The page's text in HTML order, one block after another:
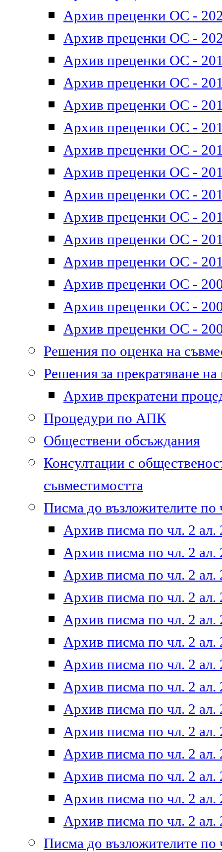
Архив преценки ОС -
Архив преценки ОС -
Архив преценки ОС -
Архив преценки ОС -
Архив преценки ОС -
Архив преценки ОС -
Архив преценки ОС -
Архив преценки ОС -
Архив преценки ОС -
Архив преценки ОС -
Архив преценки ОС -
Архив преценки ОС -
Архив преценки ОС -
Архив преценки ОС -
Архив преценки ОС -
Решения по оценка на
Решения за прекратяване
Архив прекратени
Процедури по АПК
Обществени обсъждания
Консултации с
съвместимостта
Писма до възложителите по
Архив писма по чл. 2 ал.
Архив писма по чл. 2 ал.
Архив писма по чл. 2 ал.
Архив писма по чл. 2 ал.
Архив писма по чл. 2 ал.
Архив писма по чл. 2 ал.
Архив писма по чл. 2 ал.
Архив писма по чл. 2 ал.
Архив писма по чл. 2 ал.
Архив писма по чл. 2 ал.
Архив писма по чл. 2 ал.
Архив писма по чл. 2 ал.
Архив писма по чл. 2 ал.
Архив писма по чл. 2 ал.
Писма до възложителите по